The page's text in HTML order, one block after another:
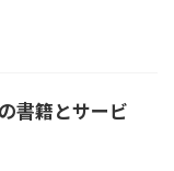
書籍とサービ